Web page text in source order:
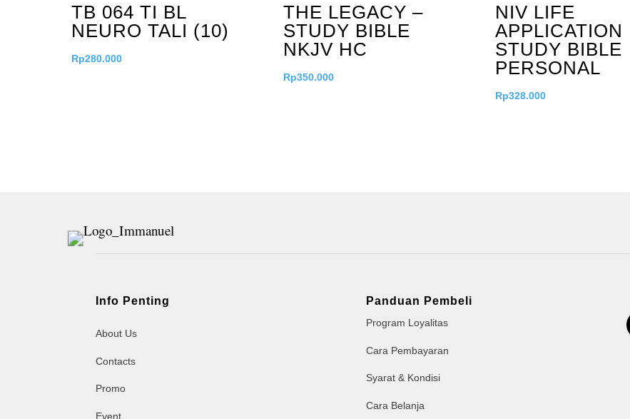
TB 064 TI BL
NEURO TALI (10)
Rp280.000
THE LEGACY –
STUDY BIBLE
NKJV HC
Rp350.000
NIV LIFE
APPLICATION
STUDY BIBLE
PERSONAL
Rp328.000
Info Penting
About Us
Contacts
Promo
Event
Panduan Pembeli
Program Loyalitas
Cara Pembayaran
Syarat & Kondisi
Cara Belanja